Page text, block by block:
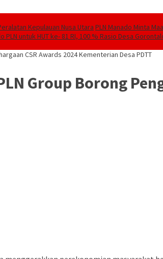
Kepulauan Nusa Utara PLN Manado Minta
PLN untuk HUT ke- 81 RI, 100 % Rasio Desa
CSR Awards 2024 Kementerian Desa PDTT
Group Borong